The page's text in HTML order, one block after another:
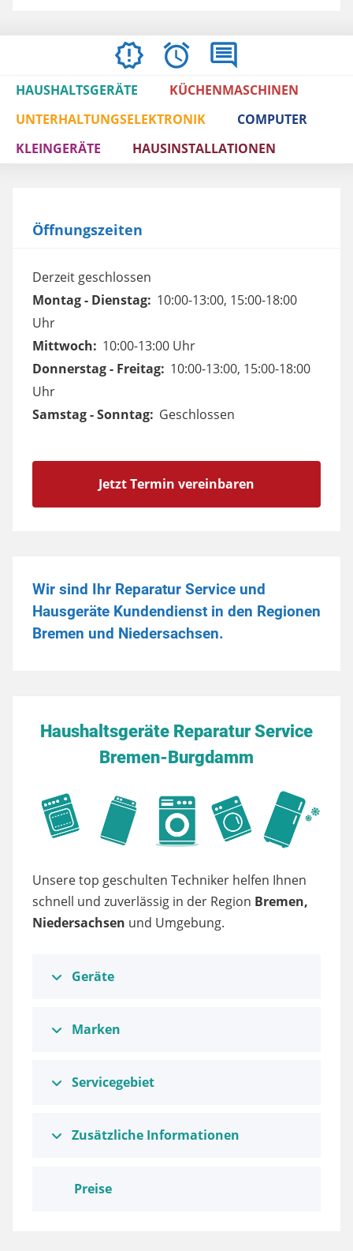
ÖFFNUNGSZEITEN
BEWERTUNGEN
IMPRESSUM
AGBS
HAUSHALTSGERÄTE
KÜCHENMASCHINEN
UNTERHALTUNGSELEKTRONIK
COMPUTER
KLEINGERÄTE
HAUSINSTALLATIONEN
Öffnungszeiten
Derzeit geschlossen
Montag - Dienstag: 10:00-13:00, 15:00-18:00
Uhr
Mittwoch: 10:00-13:00 Uhr
Donnerstag - Freitag: 10:00-13:00, 15:00-18:00
Uhr
Samstag - Sonntag: Geschlossen
Jetzt Termin vereinbaren
Wir sind Ihr Reparatur Service und
Hausgeräte Kundendienst in den Regionen
Bremen und Niedersachsen.
Haushaltsgeräte Reparatur Service
Bremen-Burgdamm
Unsere top geschulten Techniker helfen Ihnen
schnell und zuverlässig in der Region Bremen,
Niedersachsen und Umgebung.
Geräte
Marken
Servicegebiet
Zusätzliche Informationen
Preise